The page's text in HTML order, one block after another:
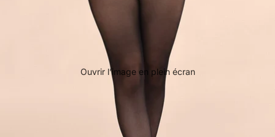
Ouvrir l’image en plein écran